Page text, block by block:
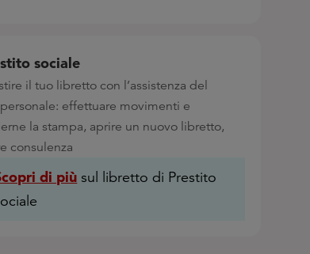
sociale
il tuo libretto con l’assistenza del
effettuare movimenti e
la stampa, aprire un nuovo libretto,
consulenza
di più sul libretto di Prestito